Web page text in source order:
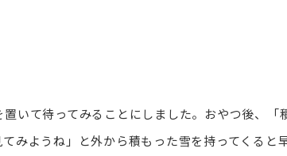
いて待ってみることにしました。おやつ後、「
みようね」と外から積もった雪を持ってくると